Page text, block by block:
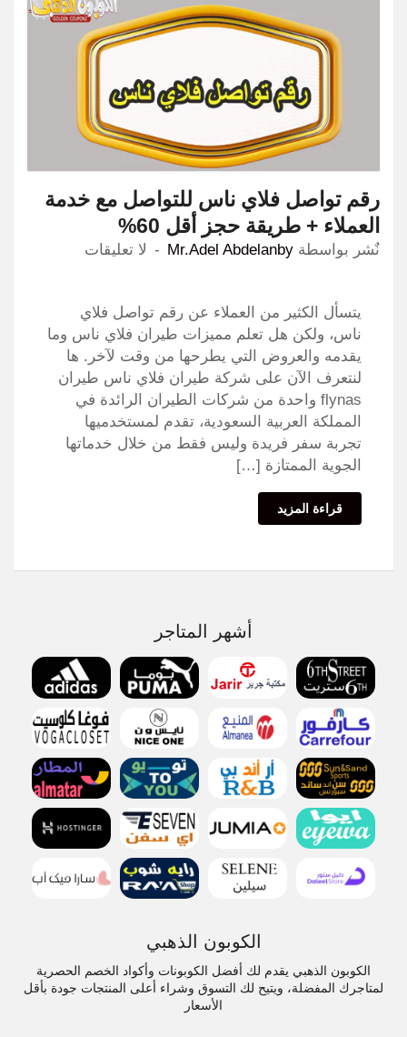
رقم تواصل فلاي ناس للتواصل مع خدمة
العملاء + طريقة حجز أقل 60%
نٌشر بواسطة Mr.Adel Abdelanby لا تعليقات
يتسأل الكثير من العملاء عن رقم تواصل فلاي
ناس، ولكن هل تعلم مميزات طيران فلاي ناس وما
يقدمه والعروض التي يطرحها من وقت لآخر. ها
لنتعرف الآن على شركة طيران فلاي ناس طيران
flynas واحدة من شركات الطيران الرائدة في
المملكة العربية السعودية، تقدم لمستخدميها
تجربة سفر فريدة وليس فقط من خلال خدماتها
الجوية الممتازة […]
قراءة المزيد
أشهر المتاجر
الكوبون الذهبي
الكوبون الذهبي يقدم لك أفضل الكوبونات وأكواد الخصم الحصرية
لمتاجرك المفضلة، ويتيح لك التسوق وشراء أعلى المنتجات جودة بأقل
الأسعار